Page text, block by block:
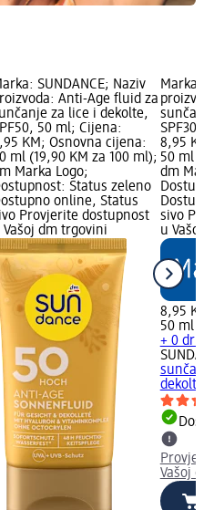
SUNDANCE; Naziv
Anti-Age fluid za
za lice i dekolte,
50 ml; Cijena:
KM; Osnovna cijena:
ml (19,90 KM za 100 ml);
Marka Logo;
Status zeleno
online, Status
Provjerite dostupnost
Vašoj dm trgovini
Marka:
SPF30,
8,95
50 ml
dm
sivo
u Vašoj
8,95 KM
50 ml
+ 0
Vašoj